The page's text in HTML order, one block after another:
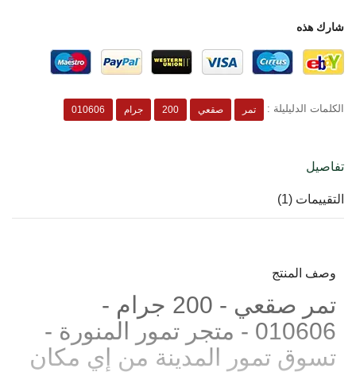
شارك هذه
الكلمات الدليليلة : تمر صقعي 200 جرام 010606
تفاصيل
التقييمات (1)
وصف المنتج
تمر صقعي - 200 جرام -
010606 - متجر تمور المنورة -
تسوق تمور المدينة من إي مكان